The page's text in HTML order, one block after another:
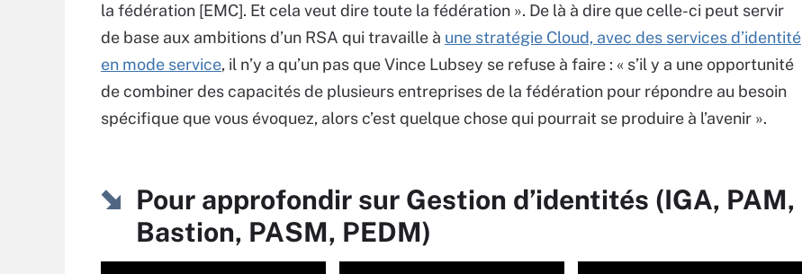
la fédération [EMC]. Et cela veut dire toute la fédération ». De là à dire que celle-ci peut servir
de base aux ambitions d’un RSA qui travaille à une stratégie Cloud, avec des services d’identité
en mode service, il n’y a qu’un pas que Vince Lubsey se refuse à faire : « s’il y a une opportunité
de combiner des capacités de plusieurs entreprises de la fédération pour répondre au besoin
spécifique que vous évoquez, alors c’est quelque chose qui pourrait se produire à l’avenir ».
Pour approfondir sur Gestion d’identités (IGA, PAM,
Bastion, PASM, PEDM)